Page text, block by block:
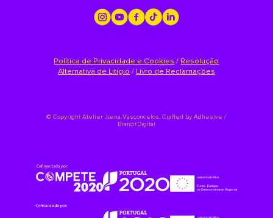
Política de Privacidade e Cookies / Resolução
Alternativa de Litígio / Livro de Reclamações
©Copyright Atelier Joana Vasconcelos. Crafted by Adhesive /
Brand+Digital